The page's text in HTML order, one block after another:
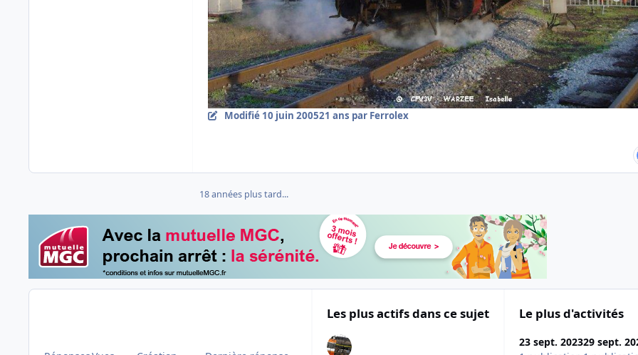
Modifié 10 juin 200521 ans par Ferrolex
18 années plus tard...
Les plus actifs dans ce sujet Le plus d'activités
23 sept. 202329 sept.